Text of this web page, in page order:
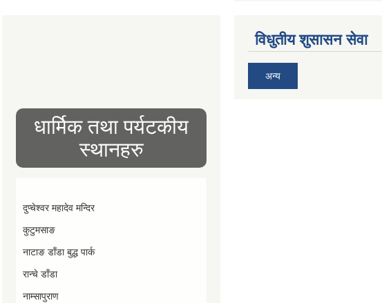
धार्मिक तथा पर्यटकीय
स्थानहरु
दुप्चेश्वर महादेव मन्दिर
कुटुमसाङ
नाटाङ डाँडा बुद्ध पार्क
रान्चे डाँडा
नाम्सापुराण
विधुतीय शुसासन सेवा
अन्य